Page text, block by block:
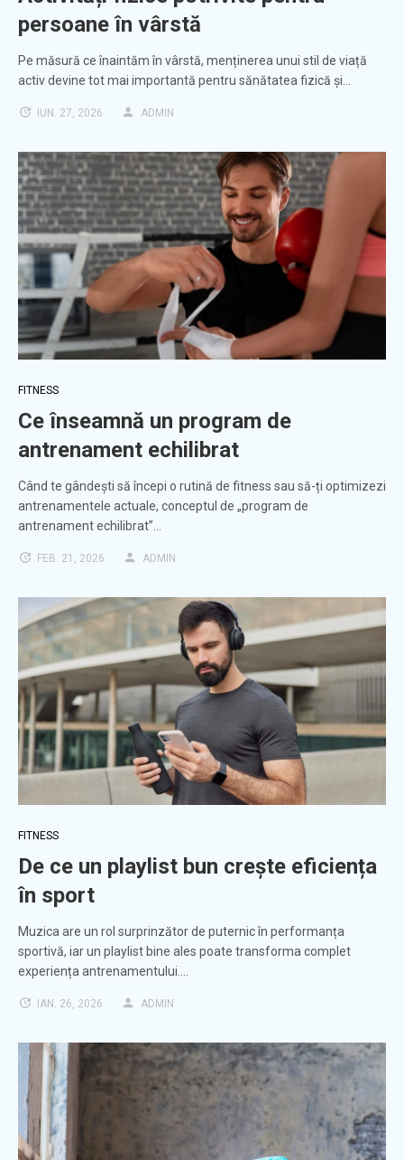
persoane în vârstă
Pe măsură ce înaintăm în vârstă, menținerea unui stil de viață
activ devine tot mai importantă pentru sănătatea fizică și…
IUN. 27, 2026 ADMIN
FITNESS
Ce înseamnă un program de
antrenament echilibrat
Când te gândești să începi o rutină de fitness sau să-ți optimizezi
antrenamentele actuale, conceptul de „program de
antrenament echilibrat”…
FEB. 21, 2026 ADMIN
FITNESS
De ce un playlist bun crește eficiența
în sport
Muzica are un rol surprinzător de puternic în performanța
sportivă, iar un playlist bine ales poate transforma complet
experiența antrenamentului.…
IAN. 26, 2026 ADMIN